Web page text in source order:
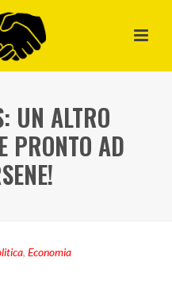
UN ALTRO
PRONTO AD
, Economia